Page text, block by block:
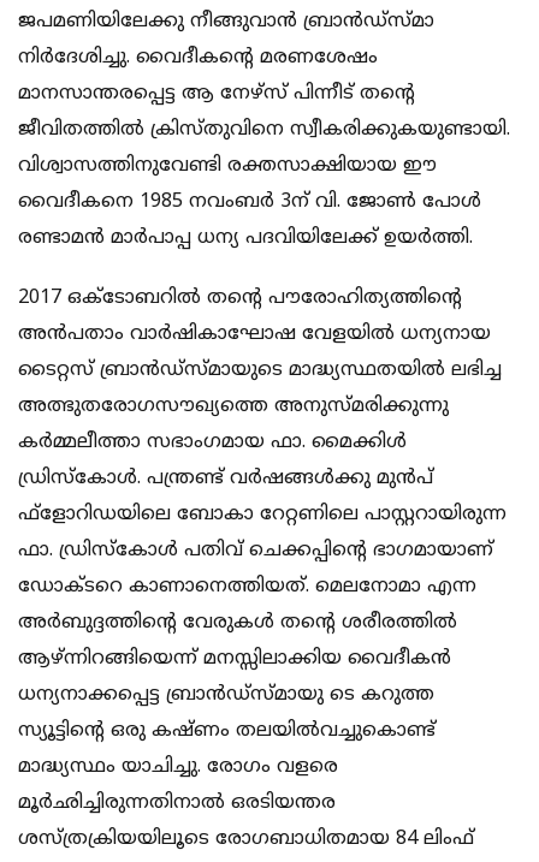
ജപമണിയിലേക്കു നീങ്ങുവാന്‍ ബ്രാന്‍ഡ്‌സ്മാ
നിര്‍ദേശിച്ചു. വൈദീകന്റെ മരണശേഷം
മാനസാന്തരപ്പെട്ട ആ നേഴ്‌സ് പിന്നീട് തന്റെ
ജീവിതത്തില്‍ ക്രിസ്തുവിനെ സ്വീകരിക്കുകയുണ്ടായി.
വിശ്വാസത്തിനുവേണ്ടി രക്തസാക്ഷിയായ ഈ
വൈദീകനെ 1985 നവംബര്‍ 3ന് വി. ജോണ്‍ പോള്‍
രണ്ടാമന്‍ മാര്‍പാപ്പ ധന്യ പദവിയിലേക്ക് ഉയര്‍ത്തി.
2017 ഒക്ടോബറില്‍ തന്റെ പൗരോഹിത്യത്തിന്റെ
അന്‍പതാം വാര്‍ഷികാഘോഷ വേളയില്‍ ധന്യനായ
ടൈറ്റസ് ബ്രാന്‍ഡ്‌സ്മായുടെ മാദ്ധ്യസ്ഥതയില്‍ ലഭിച്ച
അത്ഭുതരോഗസൗഖ്യത്തെ അനുസ്മരിക്കുന്നു
കര്‍മ്മലീത്താ സഭാംഗമായ ഫാ. മൈക്കിള്‍
ഡ്രിസ്‌കോള്‍. പന്ത്രണ്ട് വര്‍ഷങ്ങള്‍ക്കു മുന്‍പ്
ഫ്‌ളോറിഡയിലെ ബോകാ റേറ്റണിലെ പാസ്റ്ററായിരുന്ന
ഫാ. ഡ്രിസ്‌കോള്‍ പതിവ് ചെക്കപ്പിന്റെ ഭാഗമായാണ്
ഡോക്ടറെ കാണാനെത്തിയത്. മെലനോമാ എന്ന
അര്‍ബുദ്ദത്തിന്റെ വേരുകള്‍ തന്റെ ശരീരത്തില്‍
ആഴ്ന്നിറങ്ങിയെന്ന് മനസ്സിലാക്കിയ വൈദീകന്‍
ധന്യനാക്കപ്പെട്ട ബ്രാന്‍ഡ്‌സ്മായു ടെ കറുത്ത
സ്യൂട്ടിന്റെ ഒരു കഷ്ണം തലയില്‍വച്ചുകൊണ്ട്
മാദ്ധ്യസ്ഥം യാചിച്ചു. രോഗം വളരെ
മൂര്‍ഛിച്ചിരുന്നതിനാല്‍ ഒരടിയന്തര
ശസ്ത്രക്രിയയിലൂടെ രോഗബാധിതമായ 84 ലിംഫ്